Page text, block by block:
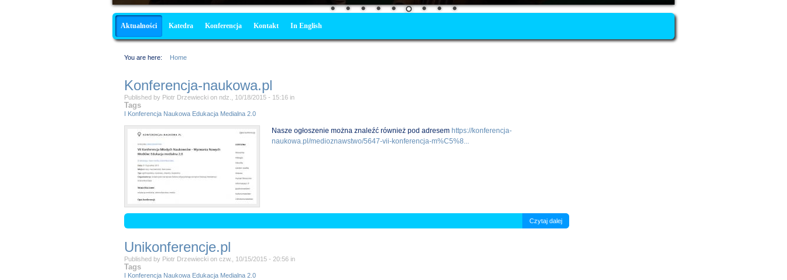
Menu główne
Aktualności Katedra Konferencja Kontakt In English
You are here: Home
Konferencja-naukowa.pl
Published by Piotr Drzewiecki on ndz., 10/18/2015 - 15:16 in
Tags
I Konferencja Naukowa Edukacja Medialna 2.0
Nasze ogłoszenie można znaleźć również pod adresem https://konferencja-
naukowa.pl/medioznawstwo/5647-vii-konferencja-m%C5%8...
Czytaj dalej
Unikonferencje.pl
Published by Piotr Drzewiecki on czw., 10/15/2015 - 20:56 in
Tags
I Konferencja Naukowa Edukacja Medialna 2.0